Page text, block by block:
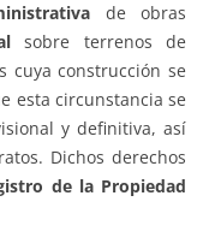
de obras
sobre terrenos de
cuya construcción se
esta circunstancia se
y definitiva, así
Dichos derechos
de la Propiedad